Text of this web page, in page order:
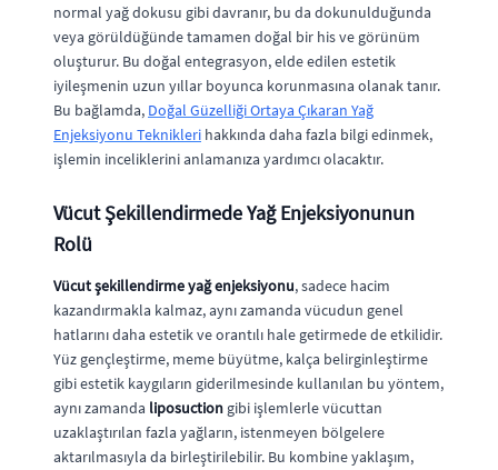
normal yağ dokusu gibi davranır, bu da dokunulduğunda
veya görüldüğünde tamamen doğal bir his ve görünüm
oluşturur. Bu doğal entegrasyon, elde edilen estetik
iyileşmenin uzun yıllar boyunca korunmasına olanak tanır.
Bu bağlamda, Doğal Güzelliği Ortaya Çıkaran Yağ
Enjeksiyonu Teknikleri hakkında daha fazla bilgi edinmek,
işlemin inceliklerini anlamanıza yardımcı olacaktır.
Vücut Şekillendirmede Yağ Enjeksiyonunun
Rolü
Vücut şekillendirme yağ enjeksiyonu, sadece hacim
kazandırmakla kalmaz, aynı zamanda vücudun genel
hatlarını daha estetik ve orantılı hale getirmede de etkilidir.
Yüz gençleştirme, meme büyütme, kalça belirginleştirme
gibi estetik kaygıların giderilmesinde kullanılan bu yöntem,
aynı zamanda liposuction gibi işlemlerle vücuttan
uzaklaştırılan fazla yağların, istenmeyen bölgelere
aktarılmasıyla da birleştirilebilir. Bu kombine yaklaşım,